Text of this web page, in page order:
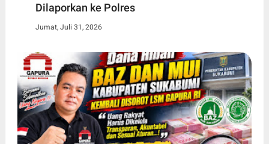
Dilaporkan ke Polres
Jumat, Juli 31, 2026